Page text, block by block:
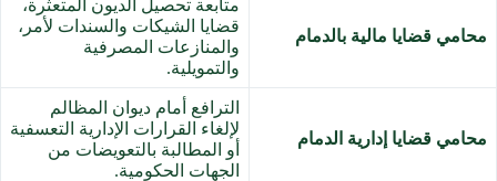
محامي قضايا مالية بالدمام
متابعة تحصيل الديون المتعثرة،
قضايا الشيكات والسندات لأمر،
والمنازعات المصرفية
والتمويلية.
محامي قضايا إدارية الدمام
الترافع أمام ديوان المظالم
لإلغاء القرارات الإدارية التعسفية
أو المطالبة بالتعويضات من
الجهات الحكومية.